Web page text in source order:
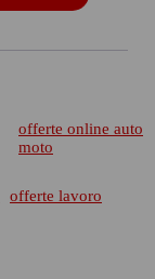
offerte online auto
moto
offerte lavoro